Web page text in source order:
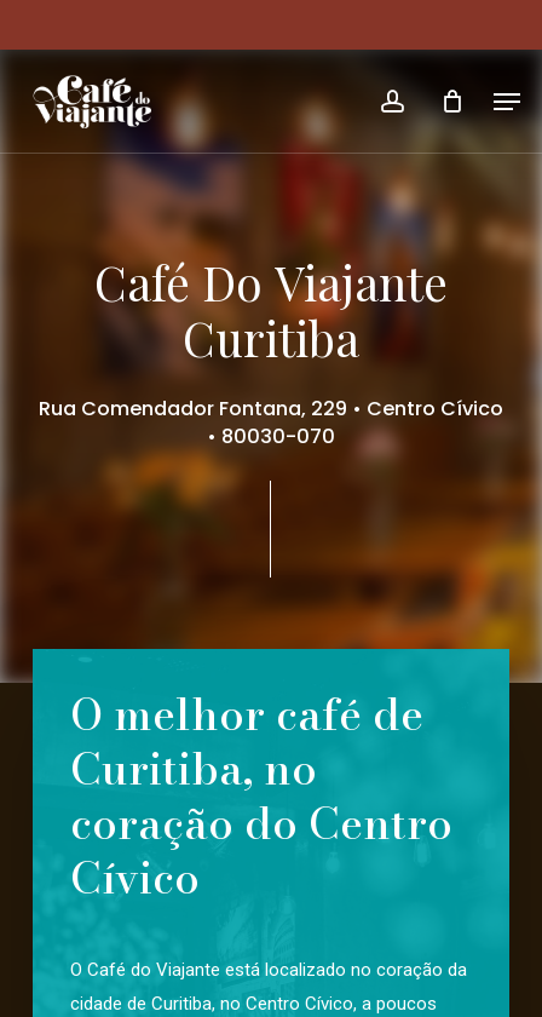
to
main
content
account
Café Do Viajante
Curitiba
Rua Comendador Fontana, 229 • Centro Cívico
• 80030-070
O melhor café de
Curitiba, no
coração do Centro
Cívico
O Café do Viajante está localizado no coração da
cidade de Curitiba, no Centro Cívico, a poucos